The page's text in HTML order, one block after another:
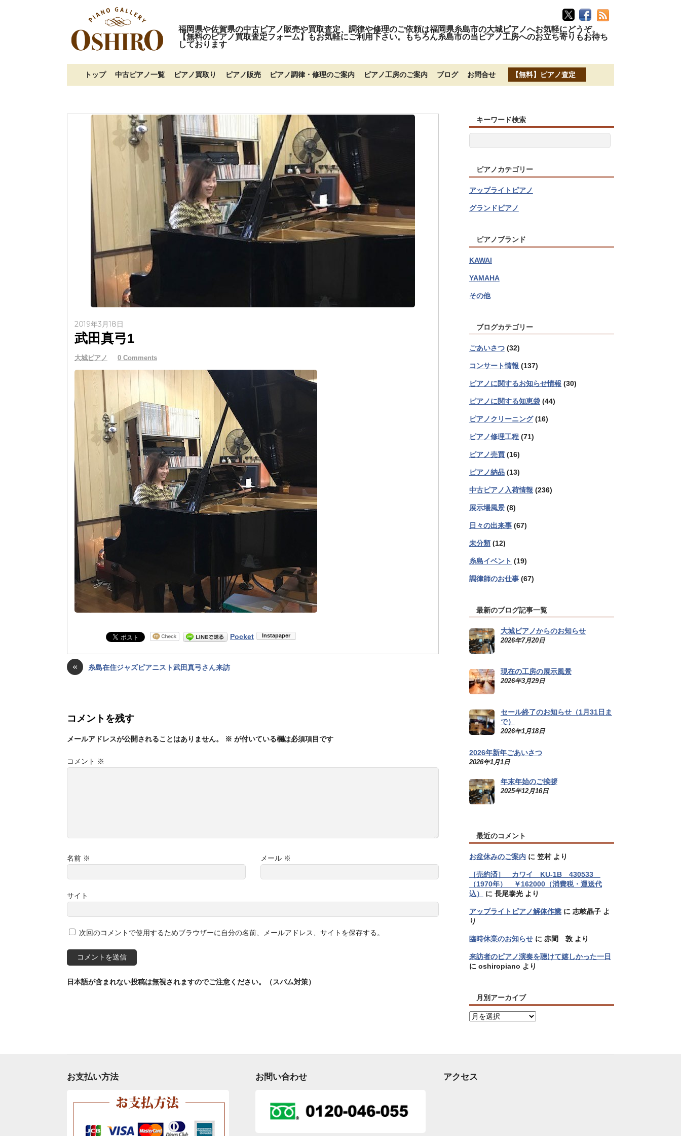
福岡県や佐賀県の中古ピアノ販売や買取査定、調律や修理のご依頼は福岡県糸島市の大城ピアノへお気軽にどうぞ。
【無料のピアノ買取査定フォーム】もお気軽にご利用下さい。もちろん糸島市の当ピアノ工房へのお立ち寄りもお待ち
しております
トップ 中古ピアノ一覧 ピアノ買取り ピアノ販売 ピアノ調律・修理のご案内 ピアノ工房のご案内 ブログ お問合せ 【無料】ピアノ査定
2019年3月18日
武田真弓1
大城ピアノ 0 Comments
Pocket
« 糸島在住ジャズピアニスト武田真弓さん来訪
コメントを残す
メールアドレスが公開されることはありません。 ※ が付いている欄は必須項目です
コメント ※
名前 ※ メール ※
サイト
次回のコメントで使用するためブラウザーに自分の名前、メールアドレス、サイトを保存する。
日本語が含まれない投稿は無視されますのでご注意ください。（スパム対策）
キーワード検索
ピアノカテゴリー
アップライトピアノ
グランドピアノ
ピアノブランド
KAWAI
YAMAHA
その他
ブログカテゴリー
ごあいさつ(32)
コンサート情報 (137)
ピアノに関するお知らせ情報 (30)
ピアノに関する知恵袋(44)
ピアノクリーニング(16)
ピアノ修理工程(71)
ピアノ売買(16)
ピアノ納品(13)
中古ピアノ入荷情報 (236)
展示場風景(8)
日々の出来事(67)
未分類(12)
糸島イベント (19)
調律師のお仕事(67)
最新のブログ記事一覧
大城ピアノからのお知らせ
2026年7月20日
現在の工房の展示風景
2026年3月29日
セール終了のお知らせ（1月31日ま
で）
2026年1月18日
2026年新年ごあいさつ
2026年1月1日
年末年始のご挨拶
2025年12月16日
最近のコメント
お盆休みのご案内に 笠村より
［売約済］ カワイ KU-1B 430533
（1970年） ￥162000（消費税・運送代
込）
に 長尾泰光より
アップライトピアノ解体作業に 志岐晶子よ
り
臨時休業のお知らせに 赤間 敦より
来訪者のピアノ演奏を聴けて嬉しかった一日
に oshiropiano より
月別アーカイブ
月
イ
お支払い方法 お問い合わせ アクセス